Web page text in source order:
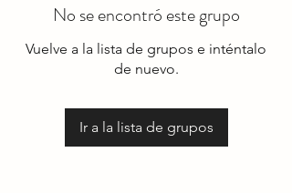
No se encontró este grupo
Vuelve a la lista de grupos e inténtalo
de nuevo.
Ir a la lista de grupos